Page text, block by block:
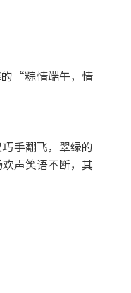
的“粽情端午，情
手翻飞，翠绿的
声笑语不断，其